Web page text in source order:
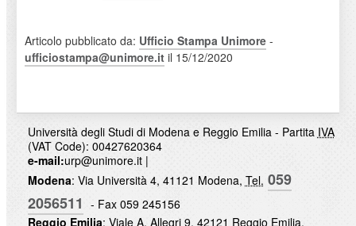
Articolo pubblicato da: Ufficio Stampa Unimore-
ufficiostampa@unimore.itil 15/12/2020
Università degli Studi di Modena e Reggio Emilia - Partita IVA
(VAT Code): 00427620364
e-mail:urp@unimore.it|
Modena: Via Università 4, 41121 Modena, Tel. 059
2056511 - Fax 059 245156
Reggio Emilia: Viale A. Allegri 9, 42121 Reggio Emilia,